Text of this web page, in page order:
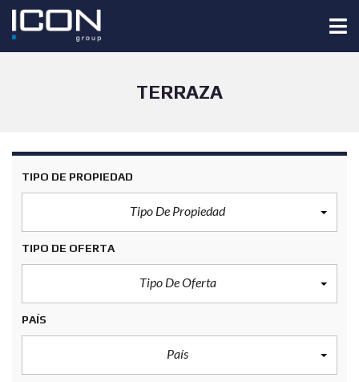
TERRAZA
TIPO DE PROPIEDAD
Tipo De Propiedad
TIPO DE OFERTA
Tipo De Oferta
PAÍS
País